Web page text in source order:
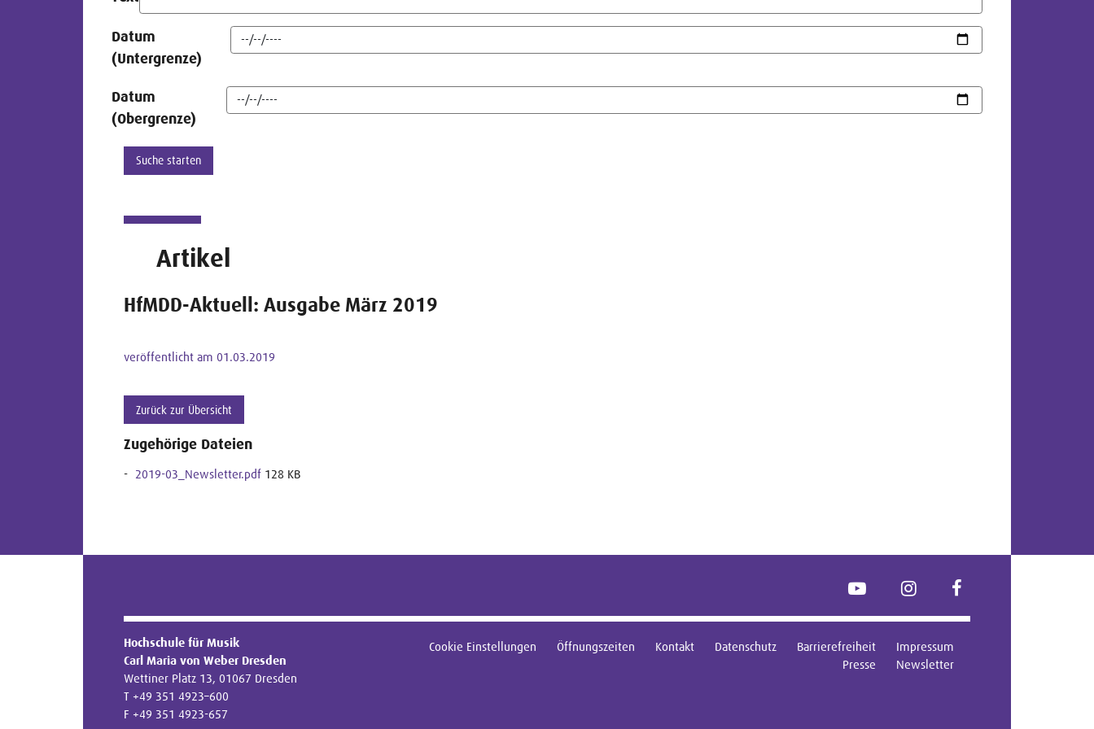
Datum
(Untergrenze)
Datum
(Obergrenze)
Artikel
HfMDD-Aktuell: Ausgabe März 2019
veröffentlicht am 01.03.2019
Zurück zur Übersicht
Zugehörige Dateien
2019-03_Newsletter.pdf 128 KB
YouTube Instagram
Cookie Einstellungen Öffnungszeiten Kontakt Datenschutz Barrierefreiheit
Impressum
Presse
Newsletter
Hochschule für Musik
Carl Maria von Weber Dresden
Wettiner Platz 13, 01067 Dresden
T +49 351 4923–600
F +49 351 4923-657